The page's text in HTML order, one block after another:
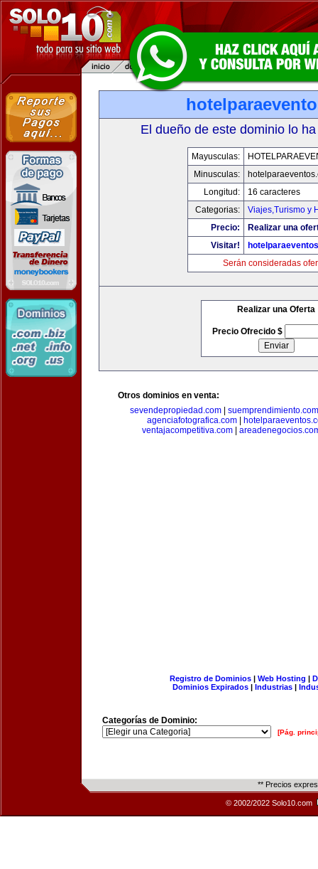
El dueño de este dominio lo
Mayusculas:
Minusculas:
Longitud:
16 caracteres
Categorias:
Viajes,Turismo y
Precio:
Realizar una
Visitar!
Serán consideradas
Realizar una Oferta
Precio Ofrecido $
Otros dominios en venta:
sevendepropiedad.com| suemprendimiento.com
agenciafotografica.com|
ventajacompetitiva.com
Registro de Dominios| Web Hosting |
Dominios Expirados | Industrias |
Categorías de Dominio:
[Pág.
** Precios
© 2002/2022 Solo10.com